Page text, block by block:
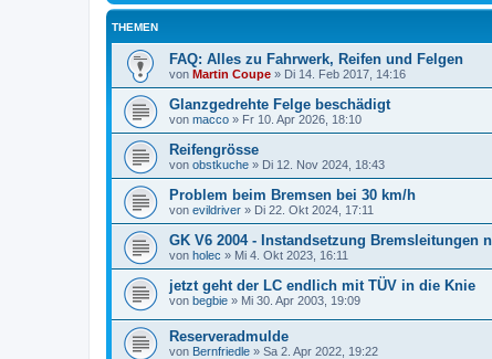
THEMEN
FAQ: Alles zu Fahrwerk, Reifen und Felgen
von Martin Coupe » Di 14. Feb 2017, 14:16
Glanzgedrehte Felge beschädigt
von macco » Fr 10. Apr 2026, 18:10
Reifengrösse
von obstkuche » Di 12. Nov 2024, 18:43
Problem beim Bremsen bei 30 km/h
von evildriver » Di 22. Okt 2024, 17:11
GK V6 2004 - Instandsetzung Bremsleitungen
von holec » Mi 4. Okt 2023, 16:11
jetzt geht der LC endlich mit TÜV in die Knie
von begbie » Mi 30. Apr 2003, 19:09
Reserveradmulde
von Bernfriedle » Sa 2. Apr 2022, 19:22